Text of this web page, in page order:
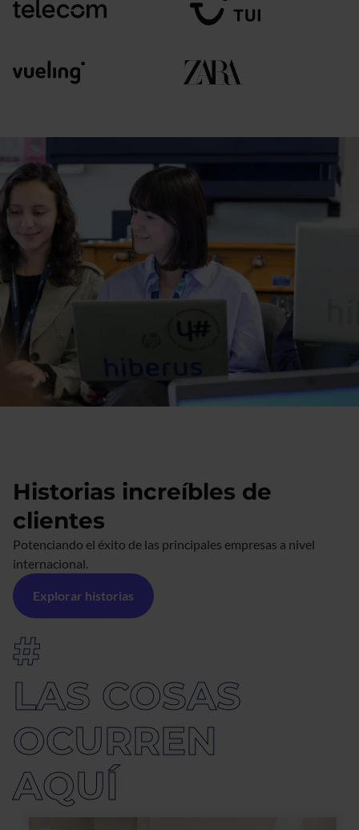
Historias increíbles de
clientes
Potenciando el éxito de las principales empresas a nivel
internacional.
Explorar historias
#
LAS COSAS
OCURREN
AQUÍ